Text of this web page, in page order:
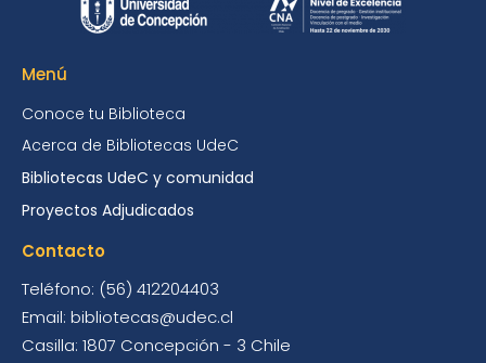
Menú
Conoce tu Biblioteca
Acerca de Bibliotecas UdeC
Bibliotecas UdeC y comunidad
Proyectos Adjudicados
Contacto
Teléfono: (56) 412204403
Email: bibliotecas@udec.cl
Casilla: 1807 Concepción - 3 Chile